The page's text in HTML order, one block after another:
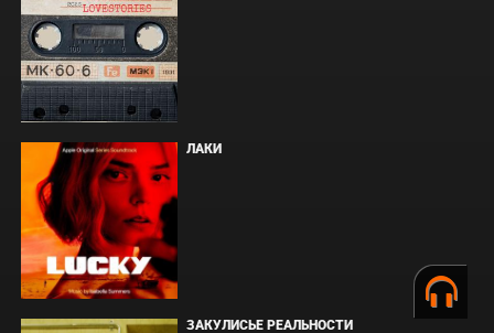
ЛАКИ
ЗАКУЛИСЬЕ РЕАЛЬНОСТИ